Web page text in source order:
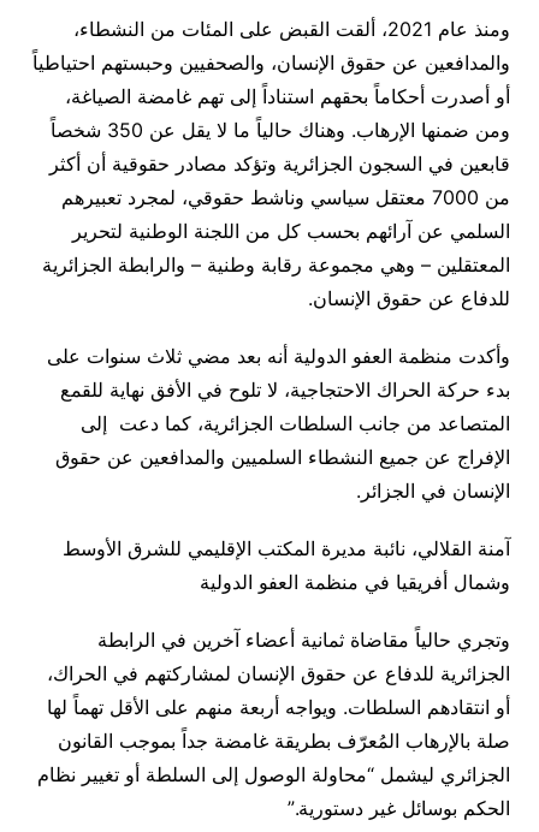
ومنذ عام 2021، ألقت القبض على المئات من النشطاء،
والمدافعين عن حقوق الإنسان، والصحفيين وحبستهم احتياطياً
أو أصدرت أحكاماً بحقهم استناداً إلى تهم غامضة الصياغة،
ومن ضمنها الإرهاب. وهناك حالياً ما لا يقل عن 350 شخصاً
قابعين في السجون الجزائرية وتؤكد مصادر حقوقية أن أكثر
من 7000 معتقل سياسي وناشط حقوقي، لمجرد تعبيرهم
السلمي عن آرائهم بحسب كل من اللجنة الوطنية لتحرير
المعتقلين – وهي مجموعة رقابة وطنية – والرابطة الجزائرية
للدفاع عن حقوق الإنسان.
وأكدت منظمة العفو الدولية أنه بعد مضي ثلاث سنوات على
بدء حركة الحراك الاحتجاجية، لا تلوح في الأفق نهاية للقمع
المتصاعد من جانب السلطات الجزائرية، كما دعت إلى
الإفراج عن جميع النشطاء السلميين والمدافعين عن حقوق
الإنسان في الجزائر .
آمنة القلالي، نائبة مديرة المكتب الإقليمي للشرق الأوسط
وشمال أفريقيا في منظمة العفو الدولية
وتجري حالياً مقاضاة ثمانية أعضاء آخرين في الرابطة
الجزائرية للدفاع عن حقوق الإنسان لمشاركتهم في الحراك،
أو انتقادهم السلطات. ويواجه أربعة منهم على الأقل تهماً لها
صلة بالإرهاب المُعرّف بطريقة غامضة جداً بموجب القانون
الجزائري ليشمل “محاولة الوصول إلى السلطة أو تغيير نظام
الحكم بوسائل غير دستورية”.